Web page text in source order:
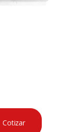
Cotizar